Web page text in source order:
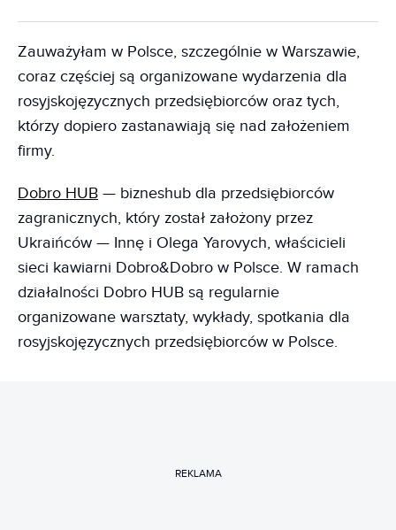
Zauważyłam w Polsce, szczególnie w Warszawie,
coraz częściej są organizowane wydarzenia dla
rosyjskojęzycznych przedsiębiorców oraz tych,
którzy dopiero zastanawiają się nad założeniem
firmy.
Dobro HUB — bizneshub dla przedsiębiorców
zagranicznych, który został założony przez
Ukraińców — Innę i Olega Yarovych, właścicieli
sieci kawiarni Dobro&Dobro w Polsce. W ramach
działalności Dobro HUB są regularnie
organizowane warsztaty, wykłady, spotkania dla
rosyjskojęzycznych przedsiębiorców w Polsce.
REKLAMA